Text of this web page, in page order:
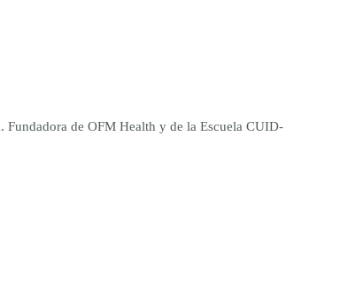
de OFM Health y de la Escuela CUID-